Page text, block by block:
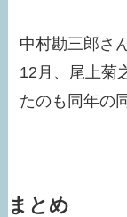
中村勘三郎さ
12月、尾上菊
たのも同年の
まとめ